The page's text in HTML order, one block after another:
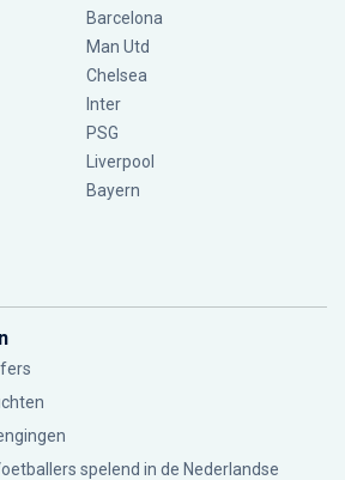
Barcelona
Man Utd
Chelsea
Inter
PSG
Liverpool
Bayern
spelend in de Nederlandse